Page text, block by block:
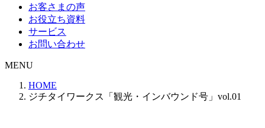
お客さまの声
お役立ち資料
サービス
お問い合わせ
MENU
HOME
ジチタイワークス「観光・インバウンド号」vol.01